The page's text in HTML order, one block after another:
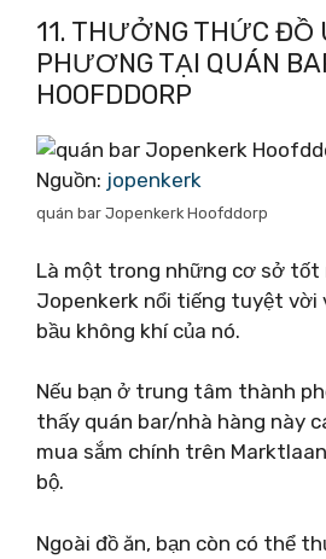
11. THƯỞNG THỨC ĐỒ
PHƯƠNG TẠI QUÁN
HOOFDDORP
Nguồn: jopenkerk
quán bar Jopenkerk Hoofddorp
Là một trong những cơ sở tốt
Jopenkerk nổi tiếng tuyệt vời
bầu không khí của nó.
Nếu bạn ở trung tâm thành
thấy quán bar/nhà hàng này
mua sắm chính trên
bộ.
Ngoài đồ ăn, bạn còn có thể